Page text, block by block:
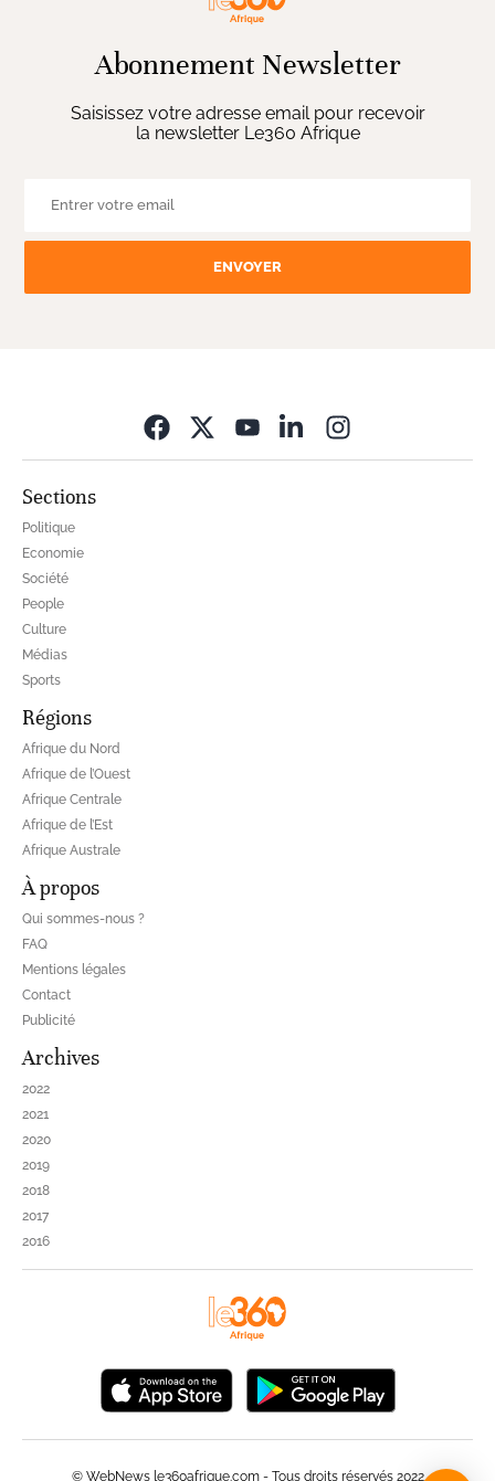
Abonnement Newsletter
Saisissez votre adresse email pour recevoir
la newsletter Le360 Afrique
ENVOYER
Sections
Politique
Economie
Société
People
Culture
Médias
Sports
Régions
Afrique du Nord
Afrique de l’Ouest
Afrique Centrale
Afrique de l’Est
Afrique Australe
À propos
Qui sommes-nous ?
FAQ
Mentions légales
Contact
Publicité
Archives
2022
2021
2020
2019
2018
2017
2016
© WebNews le360afrique.com - Tous droits réservés 2022